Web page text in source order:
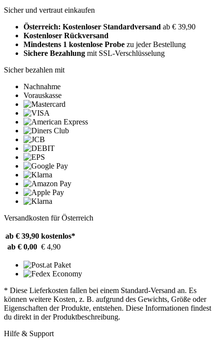
Sicher und vertraut einkaufen
Österreich: Kostenloser Standardversand ab € 39,90
Kostenloser Rückversand
Mindestens 1 kostenlose Probe zu jeder Bestellung
Sichere Bezahlung mit SSL-Verschlüsselung
Sicher bezahlen mit
Nachnahme
Vorauskasse
Versandkosten für Österreich
ab € 39,90 kostenlos*
ab € 0,00 € 4,90
* Diese Lieferkosten fallen bei einem Standard-Versand an. Es
können weitere Kosten, z. B. aufgrund des Gewichts, Größe oder
Eigenschaften der Produkte, entstehen. Diese Informationen findest
du direkt in der Produktbeschreibung.
Hilfe & Support